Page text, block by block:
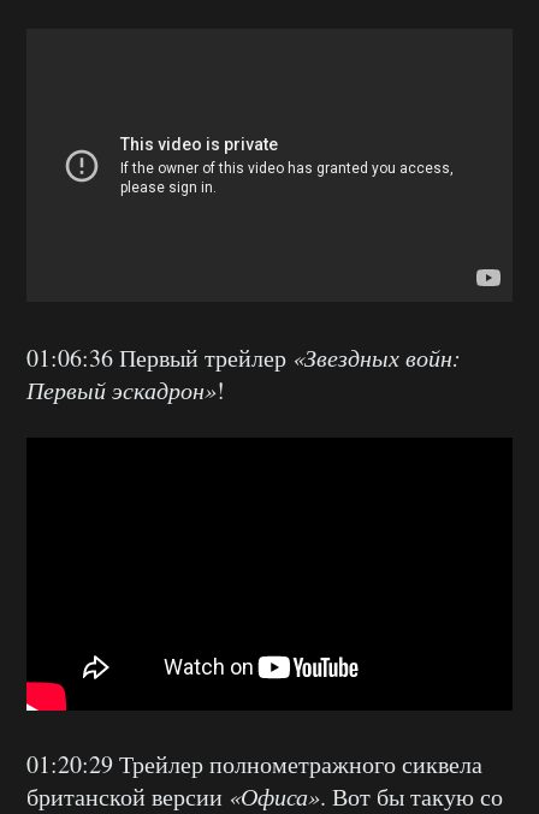
01:06:36 Первый трейлер «Звездных войн:
Первый эскадрон»!
01:20:29 Трейлер полнометражного сиквела
британской версии «Офиса». Вот бы такую со